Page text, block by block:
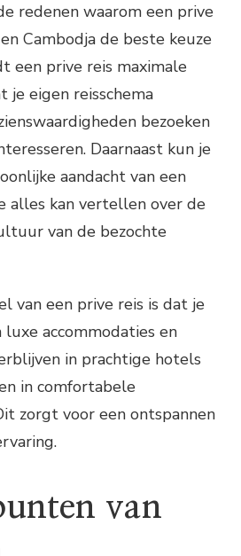
redenen waarom een prive
Cambodja de beste keuze
een prive reis maximale
je eigen reisschema
bezoeken
Daarnaast kun je
aandacht van een
alles kan vertellen over de
van de bezochte
van een prive reis is dat je
accommodaties en
in prachtige hotels
in comfortabele
zorgt voor een ontspannen
van